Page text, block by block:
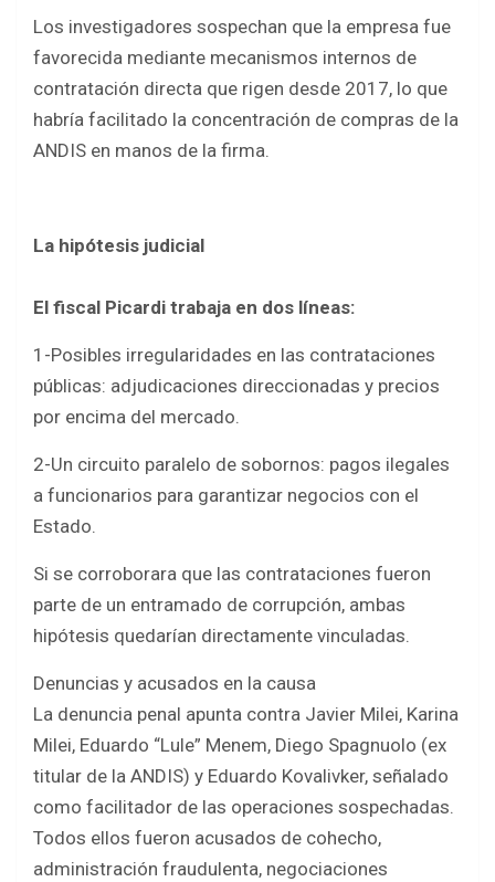
Los investigadores sospechan que la empresa fue
favorecida mediante mecanismos internos de
contratación directa que rigen desde 2017, lo que
habría facilitado la concentración de compras de la
ANDIS en manos de la firma.
La hipótesis judicial
El fiscal Picardi trabaja en dos líneas:
1-Posibles irregularidades en las contrataciones
públicas: adjudicaciones direccionadas y precios
por encima del mercado.
2-Un circuito paralelo de sobornos: pagos ilegales
a funcionarios para garantizar negocios con el
Estado.
Si se corroborara que las contrataciones fueron
parte de un entramado de corrupción, ambas
hipótesis quedarían directamente vinculadas.
Denuncias y acusados en la causa
La denuncia penal apunta contra Javier Milei, Karina
Milei, Eduardo “Lule” Menem, Diego Spagnuolo (ex
titular de la ANDIS) y Eduardo Kovalivker, señalado
como facilitador de las operaciones sospechadas.
Todos ellos fueron acusados de cohecho,
administración fraudulenta, negociaciones